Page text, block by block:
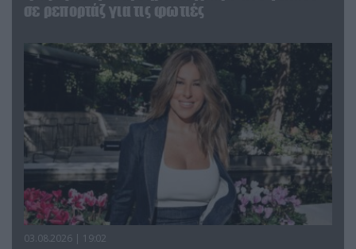
σε ρεπορτάζ για τις φωτιές
03.08.2026 | 19:02